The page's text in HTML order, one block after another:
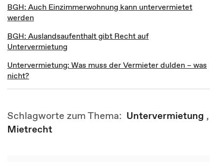
BGH: Auch Einzimmerwohnung kann untervermietet
werden
BGH: Auslandsaufenthalt gibt Recht auf
Untervermietung
Untervermietung: Was muss der Vermieter dulden – was
nicht?
Schlagworte zum Thema: Untervermietung ,
Mietrecht